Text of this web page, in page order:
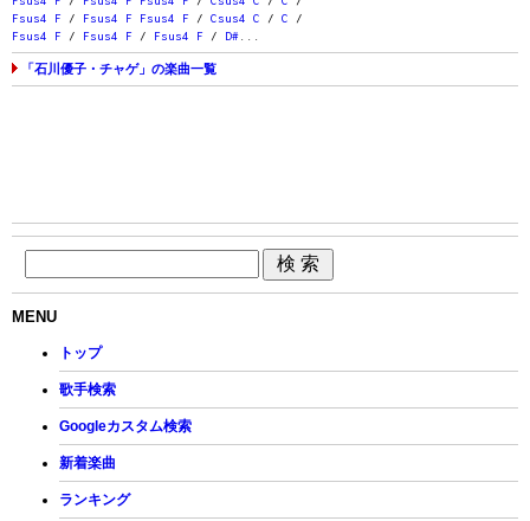
Fsus4
F / Fsus4 F Fsus4 F / Csus4 C / C /
Fsus4
F / Fsus4 F / Fsus4 F / D#...
「石川優子・チャゲ」の楽曲一覧
MENU
トップ
歌手検索
Googleカスタム検索
新着楽曲
ランキング